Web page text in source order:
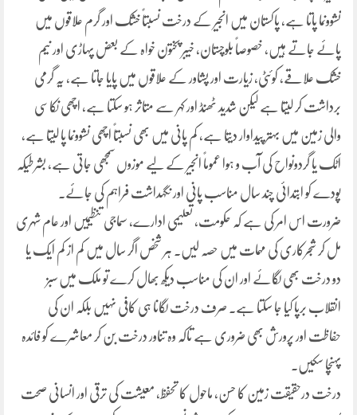
نشوونما پاتا ہے، پاکستان میں انجیر کے درخت نسبتاً خشک اور گرم علاقوں میں
پائے جاتے ہیں، خصوصاً بلوچستان، خیبر پختون خواہ کے بعض پہاڑی اور نیم
خشک علاقے، کوئٹی، زیارت اور پشاور کے علاقوں میں پایا جاتا ہے، یہ گرمی
برداشت کر لیتا ہے لیکن شدید ٹھنڈ اور کہر سے متاثر ہو سکتا ہے، اچھی نکاسی
والی زمین میں بہتر پیداوار دیتا ہے، کم پانی میں بھی نسبتاً اچھی نشوونما پا لیتا ہے،
اٹک یا گردونواح کی آب و ہوا عموماً انجیر کے لیے موزوں سمجھی جاتی ہے، بشرطیکہ
پودے کو ابتدائی چند سال مناسب پانی اور نگہداشت فراہم کی جائے۔
ضرورت اس امر کی ہے کہ حکومت، تعلیمی ادارے، سماجی تنظیمیں اور عام شہری
مل کر شجرکاری کی مہمات میں حصہ لیں۔ ہر شخص اگر سال میں کم از کم ایک یا
دو درخت بھی لگائے اور ان کی مناسب دیکھ بھال کرے تو ملک میں سبز
انقلاب برپا کیا جا سکتا ہے۔ صرف درخت لگانا ہی کافی نہیں بلکہ ان کی
حفاظت اور پرورش بھی ضروری ہے تاکہ وہ تناور درخت بن کر معاشرے کو فائدہ
پہنچا سکیں۔
درخت درحقیقت زمین کا حسن، ماحول کا تحفظ، معیشت کی ترقی اور انسانی صحت